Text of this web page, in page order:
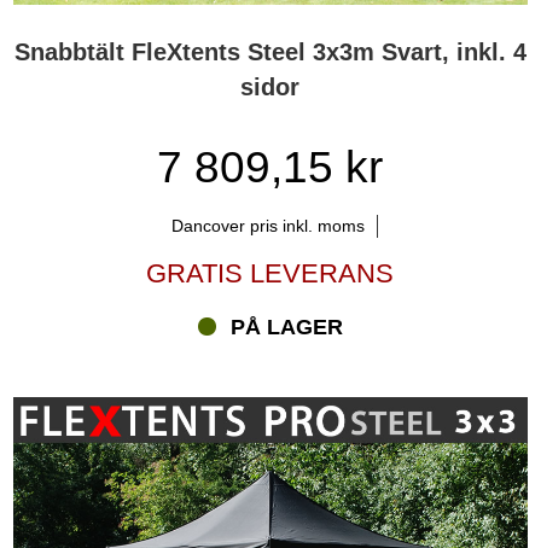
Snabbtält FleXtents Steel 3x3m Svart, inkl. 4
sidor
7 809,15 kr
Dancover pris inkl. moms
GRATIS LEVERANS
PÅ LAGER